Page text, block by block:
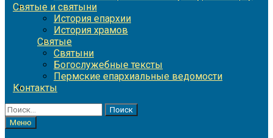
Святые и святыни
История епархии
История храмов
Святые
Святыни
Богослужебные тексты
Пермские епархиальные ведомости
Контакты
Найти:
Меню